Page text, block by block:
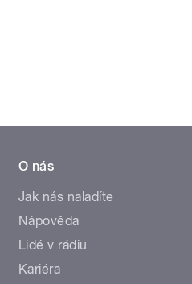
O nás
Jak nás naladíte
Nápověda
Lidé v rádiu
Kariéra